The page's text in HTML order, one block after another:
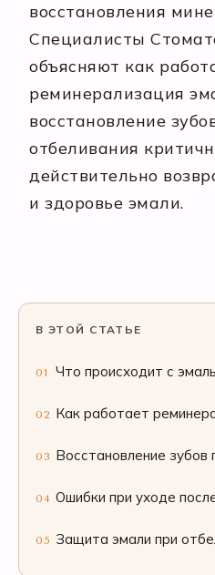
восстановления
Специалисты
объясняют как
реминерализация
восстановление
отбеливания
действительно
и здоровье эмали.
В ЭТОЙ СТАТЬЕ
01 Что происходит с
02 Как работает
03 Восстановление зубов
04 Ошибки при уходе
05 Защита эмали при